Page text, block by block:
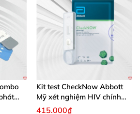
dụng kit xét nghiệm CheckNow
hiện theo đúng tời giấy
Kit test CheckNow Abbott
Mỹ xét nghiệm HIV chính
xác tại nhà
415.000₫